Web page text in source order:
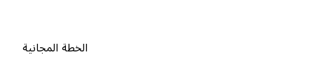
الخطة المجانية